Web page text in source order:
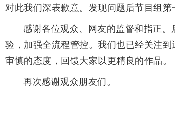
对此我们深表歉意。发现问题后节目组第
感谢各位观众、网友的监督和指正
验，加强全流程管控。我们也已经关注
审慎的态度，回馈大家以更精良的作品。
再次感谢观众朋友们。